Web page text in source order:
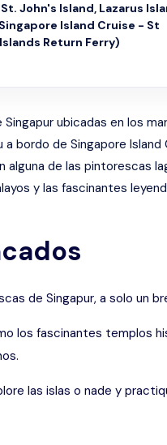
John's Island, Lazarus
Island Cruise - St
Return Ferry)
ubicadas en los
a bordo de Singapore
alguna de las pintorescas
y las fascinantes
de Singapur, a solo un
los fascinantes templos
las islas o nade y